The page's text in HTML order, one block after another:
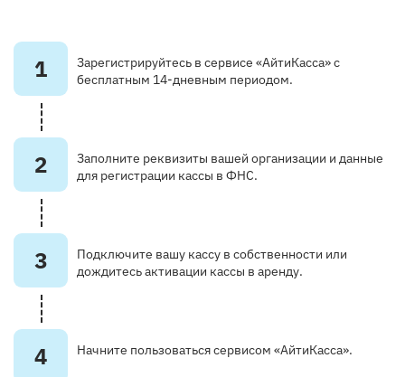
1
Зарегистрируйтесь в сервисе «АйтиКасса» с
бесплатным 14-дневным периодом.
2
Заполните реквизиты вашей организации и данные
для регистрации кассы в ФНС.
3
Подключите вашу кассу в собственности или
дождитесь активации кассы в аренду.
4 Начните пользоваться сервисом «АйтиКасса».